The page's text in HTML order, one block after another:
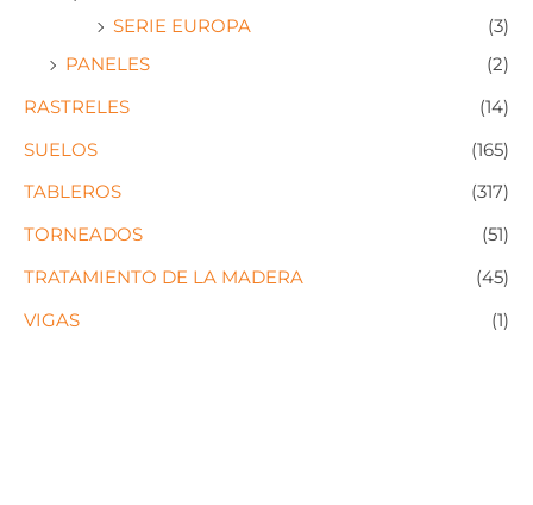
SERIE EUROPA
(3)
PANELES
(2)
RASTRELES
(14)
SUELOS
(165)
TABLEROS
(317)
TORNEADOS
(51)
TRATAMIENTO DE LA MADERA
(45)
VIGAS
(1)